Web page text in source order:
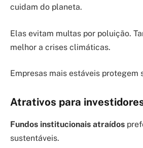
cuidam do planeta.
Elas evitam multas por poluição.
melhor a crises climáticas.
Empresas mais estáveis protegem
Atrativos para
Fundos institucionais atraídos
sustentáveis.